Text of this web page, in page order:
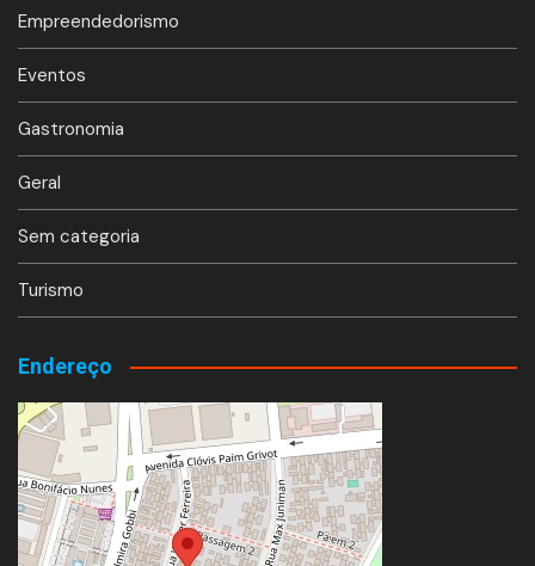
Empreendedorismo
Eventos
Gastronomia
Geral
Sem categoria
Turismo
Endereço